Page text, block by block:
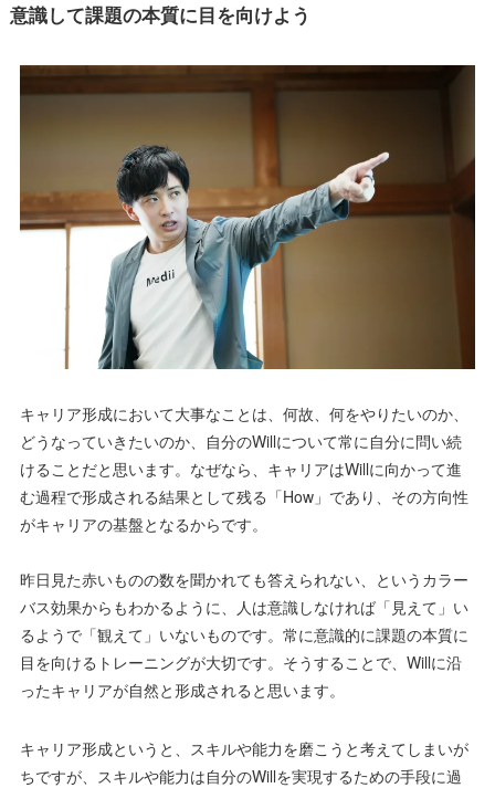
意識して課題の本質に目を向けよう
キャリア形成において大事なことは、何故、何をやりたいのか、
どうなっていきたいのか、自分のWillについて常に自分に問い続
けることだと思います。なぜなら、キャリアはWillに向かって進
む過程で形成される結果として残る「How」であり、その方向性
がキャリアの基盤となるからです。
昨日見た赤いものの数を聞かれても答えられない、というカラー
バス効果からもわかるように、人は意識しなければ「見えて」い
るようで「観えて」いないものです。常に意識的に課題の本質に
目を向けるトレーニングが大切です。そうすることで、Willに沿
ったキャリアが自然と形成されると思います。
キャリア形成というと、スキルや能力を磨こうと考えてしまいが
ちですが、スキルや能力は自分のWillを実現するための手段に過